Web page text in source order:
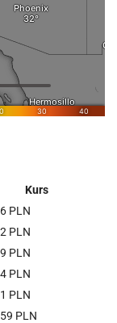
Kurs
PLN
PLN
PLN
PLN
PLN
PLN